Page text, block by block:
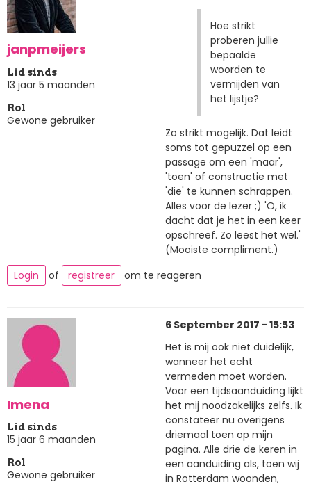
janpmeijers
Lid sinds
13 jaar 5 maanden
Rol
Gewone gebruiker
Hoe strikt
proberen jullie
bepaalde
woorden te
vermijden van
het lijstje?
Zo strikt mogelijk. Dat leidt
soms tot gepuzzel op een
passage om een 'maar',
'toen' of constructie met
'die' te kunnen schrappen.
Alles voor de lezer ;) 'O, ik
dacht dat je het in een keer
opschreef. Zo leest het wel.'
(Mooiste compliment.)
Login
of registreer om te reageren
Imena
Lid sinds
15 jaar 6 maanden
Rol
Gewone gebruiker
6 September 2017 - 15:53
Het is mij ook niet duidelijk,
wanneer het echt
vermeden moet worden.
Voor een tijdsaanduiding lijkt
het mij noodzakelijks zelfs. Ik
constateer nu overigens
driemaal toen op mijn
pagina. Alle drie de keren in
een aanduiding als, toen wij
in Rotterdam woonden,